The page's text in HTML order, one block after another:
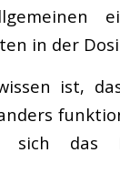
in der
ist,
sich das